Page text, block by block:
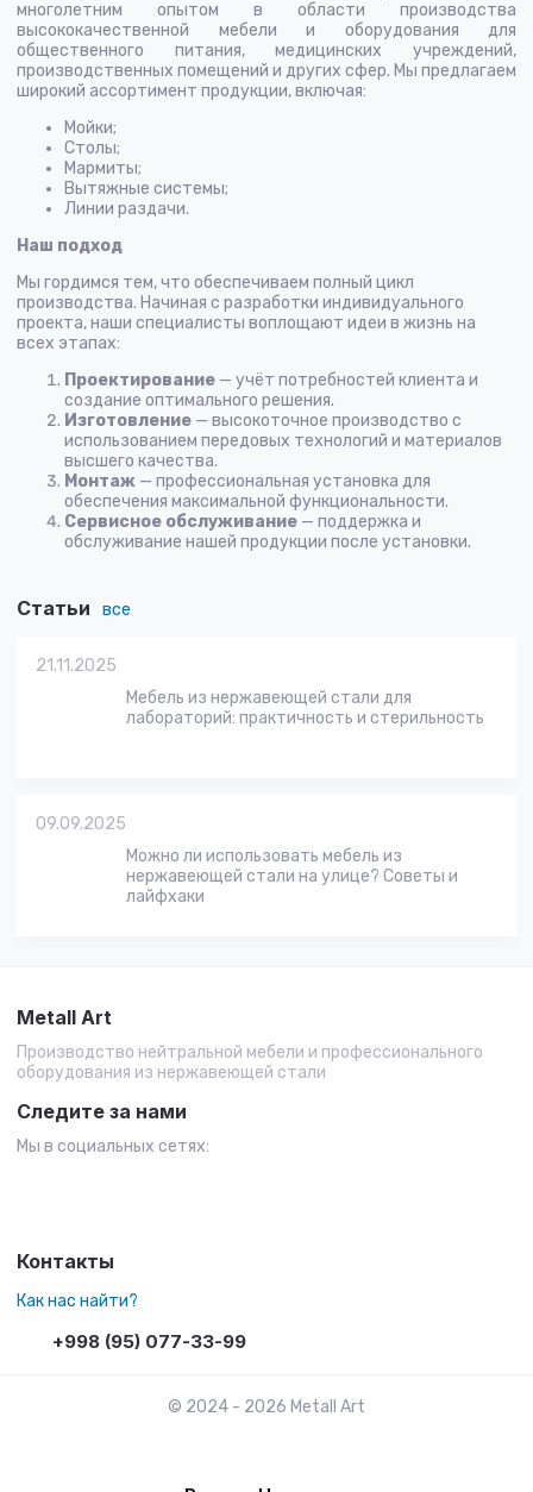
Статьи все
21.11.2025
Мебель из нержавеющей стали для
лабораторий: практичность и стерильность
09.09.2025
Можно ли использовать мебель из
нержавеющей стали на улице? Советы и
лайфхаки
многолетним опытом в области производства
высококачественной мебели и оборудования для
общественного питания, медицинских учреждений,
производственных помещений и других сфер. Мы предлагаем
широкий ассортимент продукции, включая:
Мойки;
Столы;
Мармиты;
Вытяжные системы;
Линии раздачи.
Наш подход
Мы гордимся тем, что обеспечиваем полный цикл
производства. Начиная с разработки индивидуального
проекта, наши специалисты воплощают идеи в жизнь на
всех этапах:
Проектирование — учёт потребностей клиента и
создание оптимального решения.
Изготовление — высокоточное производство с
использованием передовых технологий и материалов
высшего качества.
Монтаж — профессиональная установка для
обеспечения максимальной функциональности.
Сервисное обслуживание — поддержка и
обслуживание нашей продукции после установки.
Metall Art
Производство нейтральной мебели и профессионального
оборудования из нержавеющей стали
Следите за нами
Мы в социальных сетях:
Контакты
Как нас найти?
+998 (95) 077-33-99
© 2024 - 2026 Metall Art